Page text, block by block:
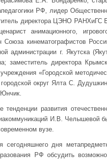
РФ, лидер
директора ЦЭНО РАНХиГС
анимационного,
Союза кинематографистов
администрации г. Якутска
директора
«Городской
округ Ялта С.
Юнчик.
развития
И.В. Челышевой
вузе.
дня
РФ обсудить